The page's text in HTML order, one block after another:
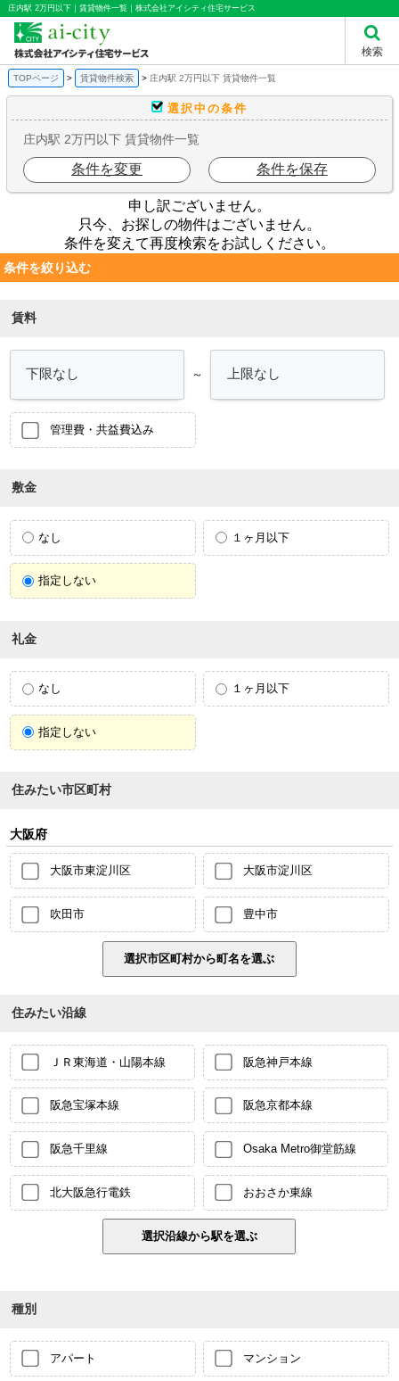
庄内駅 2万円以下｜賃貸物件一覧｜株式会社アイシティ住宅サービス
検索
TOPページ 賃貸物件検索 庄内駅 2万円以下 賃貸物件一覧
選択中の条件
庄内駅 2万円以下 賃貸物件一覧
条件を変更 条件を保存
申し訳ございません。
只今、お探しの物件はございません。
条件を変えて再度検索をお試しください。
条件を絞り込む
賃料
～
管理費・共益費込み
敷金
なし １ヶ月以下
指定しない
礼金
なし １ヶ月以下
指定しない
住みたい市区町村
大阪府
大阪市東淀川区 大阪市淀川区
吹田市 豊中市
住みたい沿線
ＪＲ東海道・山陽本線 阪急神戸本線
阪急宝塚本線 阪急京都本線
阪急千里線 Osaka Metro御堂筋線
北大阪急行電鉄 おおさか東線
種別
アパート マンション